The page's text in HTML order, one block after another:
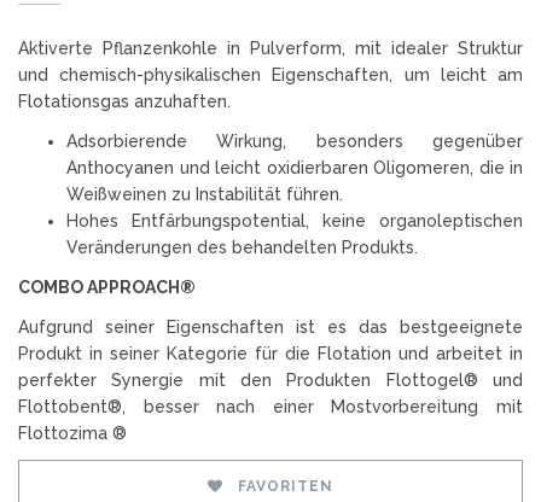
Aktiverte Pflanzenkohle in Pulverform, mit idealer Struktur
und chemisch-physikalischen Eigenschaften, um leicht am
Flotationsgas anzuhaften.
Adsorbierende Wirkung, besonders gegenüber
Anthocyanen und leicht oxidierbaren Oligomeren, die in
Weißweinen zu Instabilität führen.
Hohes Entfärbungspotential, keine organoleptischen
Veränderungen des behandelten Produkts.
COMBO APPROACH®
Aufgrund seiner Eigenschaften ist es das bestgeeignete
Produkt in seiner Kategorie für die Flotation und arbeitet in
perfekter Synergie mit den Produkten Flottogel® und
Flottobent®, besser nach einer Mostvorbereitung mit
Flottozima ®
FAVORITEN